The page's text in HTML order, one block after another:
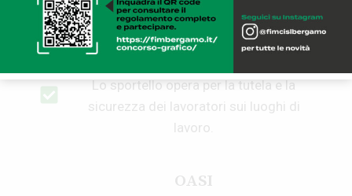
settori Artigiani.
Lo sportello opera per la tutela e la
sicurezza dei lavoratori sui luoghi di
lavoro.
OASI